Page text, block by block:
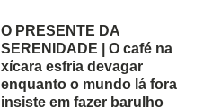
O PRESENTE DA
SERENIDADE | O café na
xícara esfria devagar
enquanto o mundo lá fora
insiste em fazer barulho